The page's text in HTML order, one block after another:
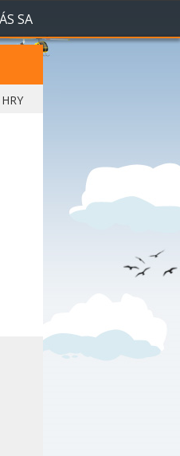
SA